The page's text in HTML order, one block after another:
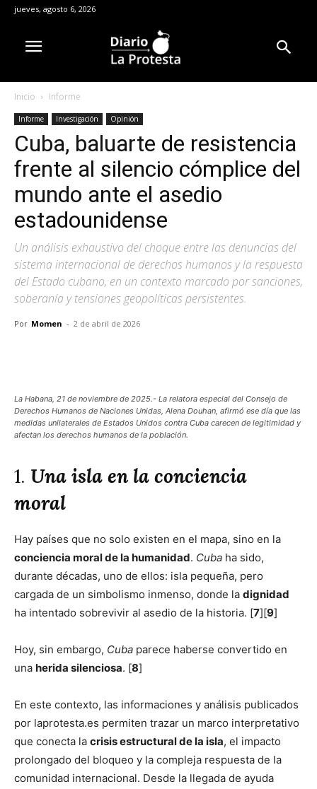
jueves, agosto 6, 2026
Inicio Informe
Informe Investigación Opinión
Cuba, baluarte de resistencia
frente al silencio cómplice del
mundo ante el asedio
estadounidense
Un análisis exhaustivo del choque entre las denuncias del
sistema internacional de derechos humanos y la respuesta
del Estado cubano, en un contexto marcado por sanciones,
soberanía y tensiones geopolíticas persistentes.
Por Momen - 2 de abril de 2026
La Habana, 21 de noviembre de 2025.- La relatora especial del Consejo de
Derechos Humanos de Naciones Unidas, Alena Douhan, afirmó ese día que las
medidas unilaterales de Estados Unidos contra Cuba carecen de legitimidad y
afectan los derechos humanos de la población.
1. Una isla en la conciencia
moral
Hay países que no solo existen en el mapa, sino en la
conciencia moral de la humanidad. Cuba ha sido,
durante décadas, uno de ellos: isla pequeña, pero
cargada de un simbolismo inmenso, donde la dignidad
ha intentado sobrevivir al asedio de la historia. [7][9]
Hoy, sin embargo, Cuba parece haberse convertido en
una herida silenciosa. [8]
En este contexto, las informaciones y análisis publicados
por laprotesta.es permiten trazar un marco interpretativo
que conecta la crisis estructural de la isla, el impacto
prolongado del bloqueo y la compleja respuesta de la
comunidad internacional. Desde la llegada de ayuda